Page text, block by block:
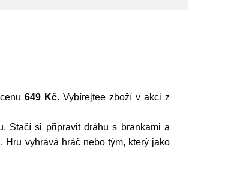
649 Kč. Vybírejtee zboží v akci z
Stačí si připravit dráhu s brankami a
vyhrává hráč nebo tým, který jako